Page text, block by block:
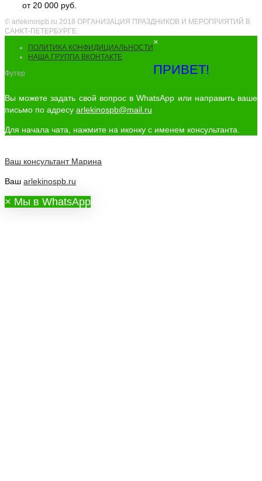
от 20 000 руб.
© arlekinospb.ru 2018 ОРГАНИЗАЦИЯ ПРАЗДНИКОВ И МЕРОПРИЯТИЙ В
САНКТ-ПЕТЕРБУРГЕ.
ПОЛИТИКА КОНФИДИЦИАЛЬНОСТИ
НАША ГРУППА ВКОНТАКТЕ
Футер
×
ПРИВЕТ!
Вы можете задать свой вопрос в WhatsApp или направить ваше
письмо по адресу arlekinospb@mail.ru
Для начала чата, нажмите на иконку с именем консультанта.
Ваш консультант Марина
Ваш arlekinospb.ru
× Мы в WhatsApp